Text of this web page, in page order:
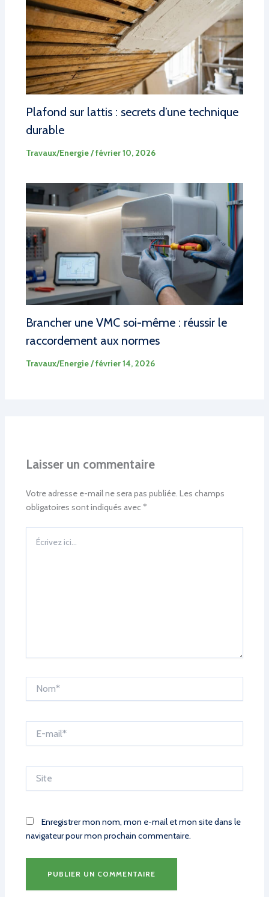
Plafond sur lattis : secrets d’une technique
durable
Travaux/Energie/février 10, 2026
Brancher une VMC soi-même : réussir le
raccordement aux normes
Travaux/Energie/février 14, 2026
Laisser un commentaire
Votre adresse e-mail ne sera pas publiée. Les champs
obligatoires sont indiqués avec *
ici…
mail*
Enregistrer mon nom, mon e-mail et mon site dans le
navigateur pour mon prochain commentaire.